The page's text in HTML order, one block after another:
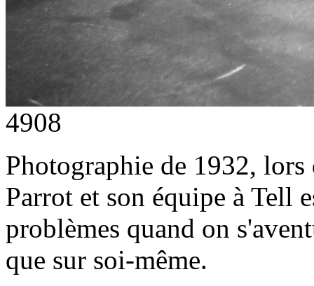
4908
Photographie de 1932, lors
Parrot et son équipe à Tell
problèmes quand on
que sur soi-même.